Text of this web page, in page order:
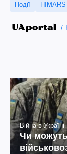
Події HIMARS
Війна в Україні
Чи можуть